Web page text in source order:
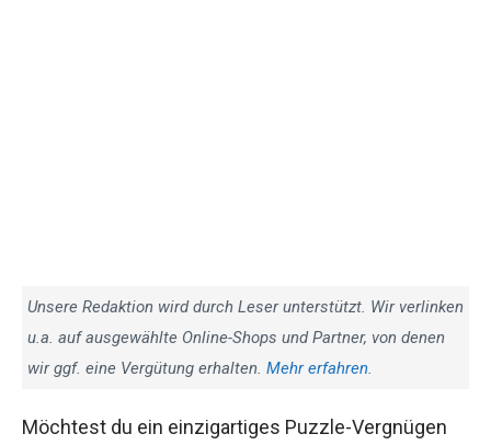
Unsere Redaktion wird durch Leser unterstützt. Wir verlinken
u.a. auf ausgewählte Online-Shops und Partner, von denen
wir ggf. eine Vergütung erhalten. Mehr erfahren.
Möchtest du ein einzigartiges Puzzle-Vergnügen